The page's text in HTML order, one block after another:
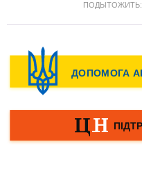
ПОДЫТОЖИТЬ: